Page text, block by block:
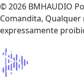
© 2026 BMHAUDIO
Comandita,
expressamente